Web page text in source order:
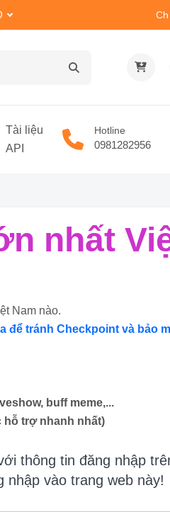
Tài liệu
API
Hotline
0981282956
nhất
Nam nào.
tránh Checkpoint và bảo
buff meme,...
trợ nhanh nhất)
thông tin đăng nhập
nhập vào trang web này!